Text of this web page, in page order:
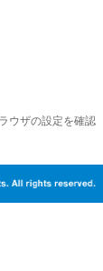
ウザの設定を確認